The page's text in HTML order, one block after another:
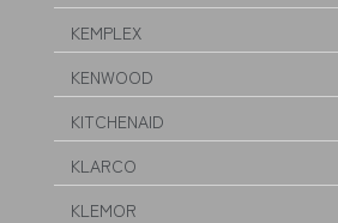
KEMPLEX
KENWOOD
KITCHENAID
KLARCO
KLEMOR